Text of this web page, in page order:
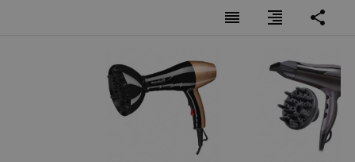
reorder format_align_right share